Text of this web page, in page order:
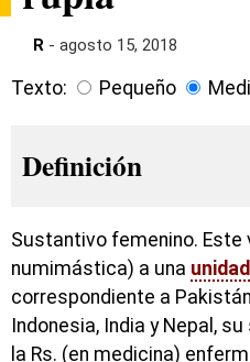
R - agosto 15, 2018
Texto: Pequeño
Definición
Sustantivo femenino. Este
numimástica) a una unidad
correspondiente a
Indonesia, India y Nepal,
la Rs. (en medicina)